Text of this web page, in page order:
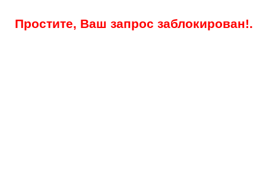
Простите, Ваш запрос заблокирован!.